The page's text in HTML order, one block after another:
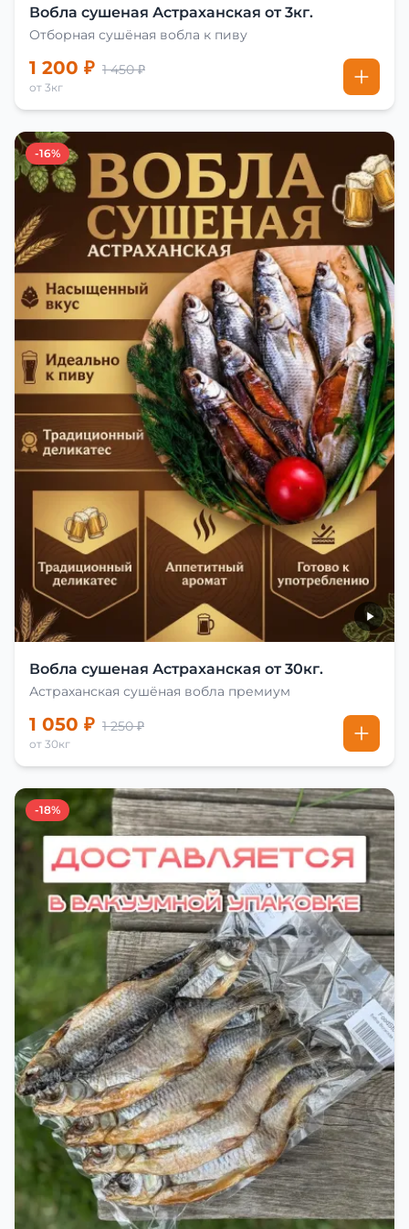
Вобла сушеная Астраханская от 3кг.
Отборная сушёная вобла к пиву
1 200 ₽ 1 450 ₽
от 3кг
-16%
Вобла сушеная Астраханская от 30кг.
Астраханская сушёная вобла премиум
1 050 ₽ 1 250 ₽
от 30кг
-18%